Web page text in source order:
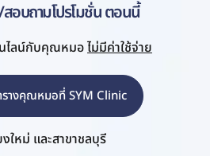
อบถามโปรโมชั่น ตอนนี้
ไลน์กับคุณหมอไม่มีค่าใช้จ่าย
รางคุณหมอที่ SYM Clinic
งใหม่ และสาขาชลบุรี